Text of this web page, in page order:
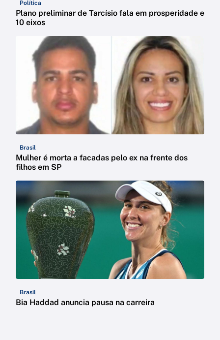
Política
Plano preliminar de Tarcísio fala em prosperidade e
10 eixos
Brasil
Mulher é morta a facadas pelo ex na frente dos
filhos em SP
Brasil
Bia Haddad anuncia pausa na carreira